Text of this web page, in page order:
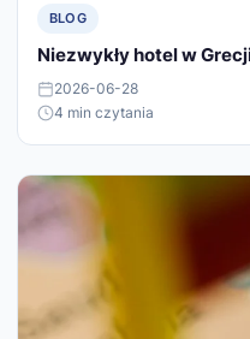
BLOG
Niezwykły hotel w
2026-06-28
4 min czytania